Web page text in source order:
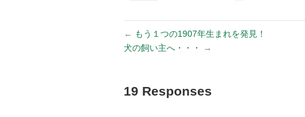
← もう１つの1907年生まれを発見！
犬の飼い主へ・・・
→
19 Responses